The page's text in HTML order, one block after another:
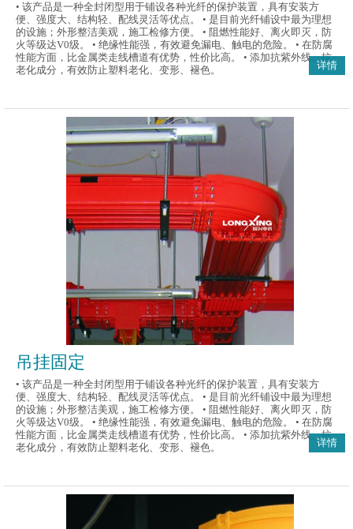
• 该产品是一种全封闭型用于铺设各种光纤的保护装置，具有安装方
便、强度大、结构轻、配线灵活等优点。 • 是目前光纤铺设中最为理想
的设施；外形整洁美观，施工检修方便。 • 阻燃性能好、离火即灭，防
火等级达V0级。 • 绝缘性能强，有效避免漏电、触电的危险。 • 在防腐
性能方面，比金属类走线槽道有优势，性价比高。 • 添加抗紫外线、抗
老化成分，有效防止塑料老化、变形、褪色。
详情
吊挂固定
• 该产品是一种全封闭型用于铺设各种光纤的保护装置，具有安装方
便、强度大、结构轻、配线灵活等优点。 • 是目前光纤铺设中最为理想
的设施；外形整洁美观，施工检修方便。 • 阻燃性能好、离火即灭，防
火等级达V0级。 • 绝缘性能强，有效避免漏电、触电的危险。 • 在防腐
性能方面，比金属类走线槽道有优势，性价比高。 • 添加抗紫外线、抗
老化成分，有效防止塑料老化、变形、褪色。
详情